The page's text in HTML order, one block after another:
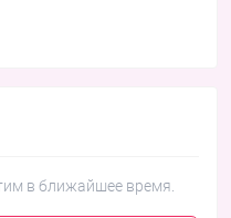
в ближайшее время.